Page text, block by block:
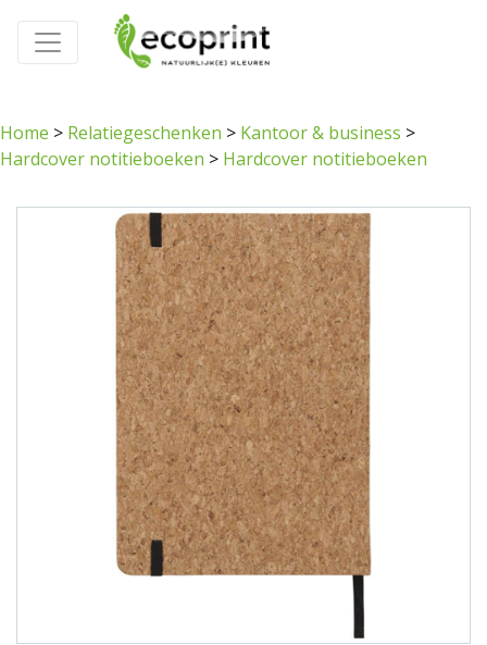
Home > Relatiegeschenken > Kantoor & business >
Hardcover notitieboeken > Hardcover notitieboeken